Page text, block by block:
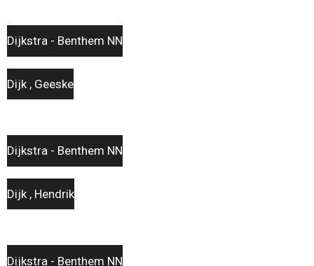
Dijkstra - Benthem NN
Dijk , Geeske
Dijkstra - Benthem NN
Dijk , Hendrik
Dijkstra - Benthem NN